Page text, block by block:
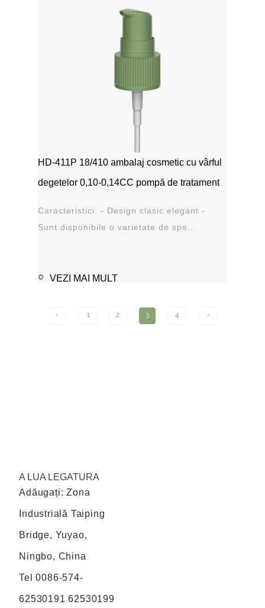
HD-411P 18/410 ambalaj cosmetic cu vârful
degetelor 0,10-0,14CC pompă de tratament
Caracteristici: - Design clasic elegant -
Sunt disponibile o varietate de spe...
VEZI MAI MULT
‹ 1 2 3 4 ›
A LUA LEGATURA
Adăugați: Zona
Industrială Taiping
Bridge, Yuyao,
Ningbo, China
Tel 0086-574-
62530191 62530199